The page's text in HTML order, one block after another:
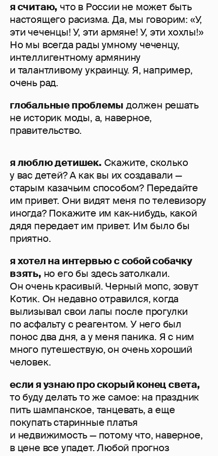
я считаю, что в России не может быть
настоящего расизма. Да, мы говорим: «У,
эти чеченцы! У, эти армяне! У, эти хохлы!»
Но мы всегда рады умному чеченцу,
интеллигентному армянину
и талантливому украинцу. Я, например,
очень рад.
глобальные проблемы должен решать
не историк моды, а, наверное,
правительство.
я люблю детишек. Скажите, сколько
у вас детей? А как вы их создавали —
старым казачьим способом? Передайте
им привет. Они видят меня по телевизору
иногда? Покажите им как-нибудь, какой
дядя передает им привет. Им было бы
приятно.
я хотел на интервью с собой собачку
взять, но его бы здесь затолкали.
Он очень красивый. Черный мопс, зовут
Котик. Он недавно отравился, когда
вылизывал свои лапы после прогулки
по асфальту с реагентом. У него был
понос два дня, а у меня паника. Я с ним
много путешествую, он очень хороший
человек.
если я узнаю про скорый конец света,
то буду делать то же самое: на праздник
пить шампанское, танцевать, а еще
покупать старинные платья
и недвижимость — потому что, наверное,
в цене все упадет. Любой прогноз